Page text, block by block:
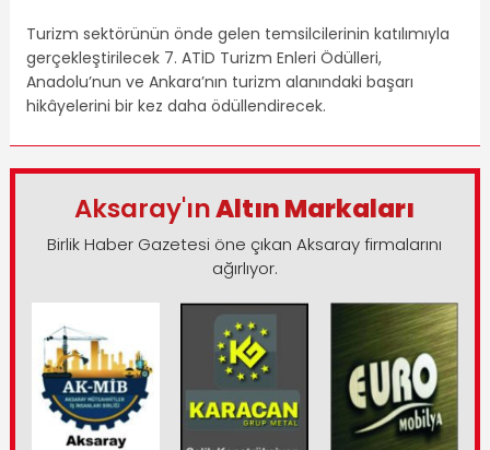
Turizm sektörünün önde gelen temsilcilerinin katılımıyla
gerçekleştirilecek 7. ATİD Turizm Enleri Ödülleri,
Anadolu’nun ve Ankara’nın turizm alanındaki başarı
hikâyelerini bir kez daha ödüllendirecek.
Aksaray'ınAltın Markaları
Birlik Haber Gazetesi öne çıkan Aksaray firmalarını
ağırlıyor.